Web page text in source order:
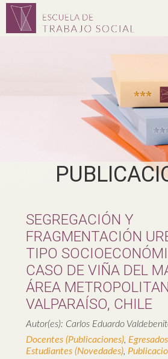
SEGREGACIÓN Y
FRAGMENTACIÓN
TIPO
CASO DE VIÑA DEL
ÁREA
VALPARAÍSO, CHILE
Autor(es): Carlos Eduardo
Docentes (Publicaciones),
Estudiantes (Novedades),